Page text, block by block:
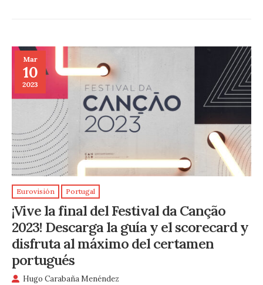
Mar
10
2023
Eurovisión Portugal
¡Vive la final del Festival da Canção
2023! Descarga la guía y el scorecard y
disfruta al máximo del certamen
portugués
Hugo Carabaña Menéndez